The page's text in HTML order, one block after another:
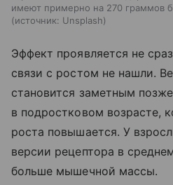
имеют примерно на 270 граммов
источник: Unsplash
Эффект проявляется не
связи с ростом не нашли.
становится заметным
в подростковом возрасте,
роста повышается. У
версии рецептора в
больше мышечной массы.